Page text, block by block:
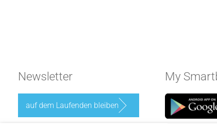
Newsletter
auf dem Laufenden bleiben
My